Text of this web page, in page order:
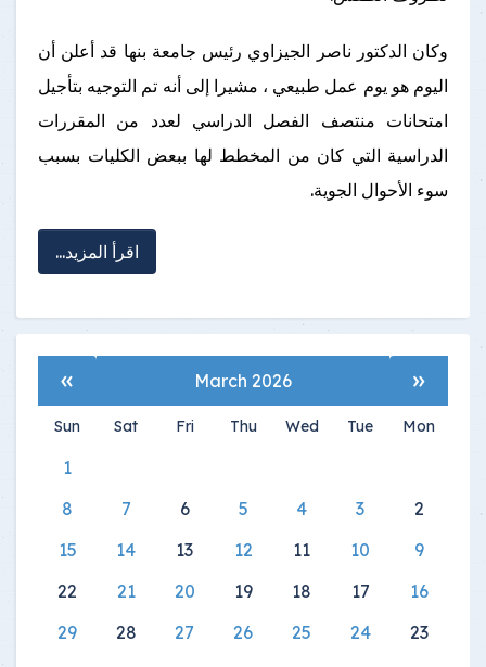
وكان الدكتور ناصر الجيزاوي رئيس جامعة بنها قد أعلن أن
اليوم هو يوم عمل طبيعي ، مشيرا إلى أنه تم التوجيه بتأجيل
امتحانات منتصف الفصل الدراسي لعدد من المقررات
الدراسية التي كان من المخطط لها ببعض الكليات بسبب
سوء الأحوال الجوية.
اقرأ المزيد...
«
March 2026
»
Mon
Tue
Wed
Thu
Fri
Sat
Sun
1
2
3
4
5
6
7
8
9
10
11
12
13
14
15
16
17
18
19
20
21
22
23
24
25
26
27
28
29